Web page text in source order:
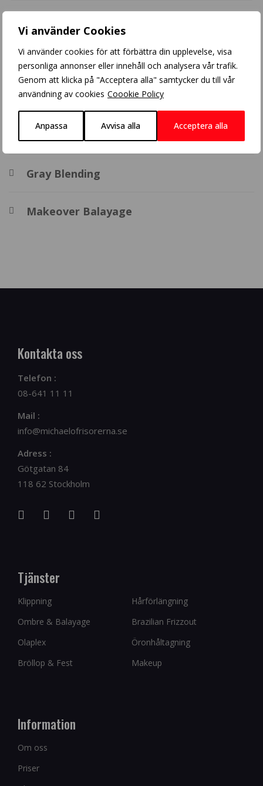
Vi använder Cookies
Vi använder cookies för att förbättra din upplevelse, visa
personliga annonser eller innehåll och analysera vår trafik.
Genom att klicka på "Acceptera alla" samtycker du till vår
användning av cookies Coookie Policy
Anpassa Avvisa alla Acceptera alla
Populära inlägg
Crazy Color
Balayage
Gray Blending
Makeover Balayage
Kontakta oss
Telefon :
08-641 11 11
Mail :
info@michaelofrisorerna.se
Adress :
Götgatan 84
118 62 Stockholm
Tjänster
Klippning
Hårförlängning
Ombre & Balayage
Brazilian Frizzout
Olaplex
Öronhåltagning
Bröllop & Fest
Makeup
Information
Om oss
Priser